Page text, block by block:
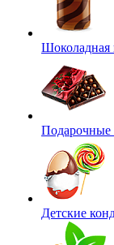
Шоколадная
Подарочные
Детские